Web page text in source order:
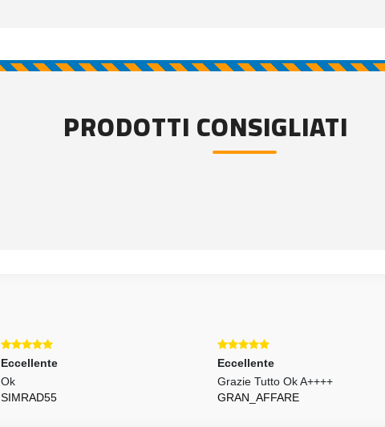
PRODOTTI CONSIGLIATI
Eccellente
Ok
SIMRAD55
Eccellente
Grazie Tutto Ok A++++
GRAN_AFFARE